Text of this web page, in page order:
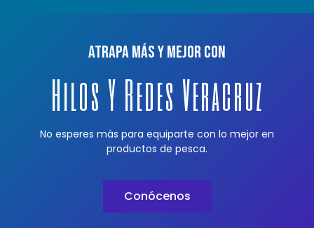
Atrapa más y mejor con
Hilos Y Redes Veracruz
No esperes más para equiparte con lo mejor en
productos de pesca.
Conócenos